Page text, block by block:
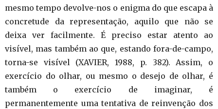
mesmo tempo devolve-nos o enigma do que escapa à
concretude da representação, aquilo que não se
deixa ver facilmente. É preciso estar atento ao
visível, mas também ao que, estando fora-de-campo,
torna-se visível (XAVIER, 1988, p. 382). Assim, o
exercício do olhar, ou mesmo o desejo de olhar, é
também o exercício de imaginar, é
permanentemente uma tentativa de reinvenção dos